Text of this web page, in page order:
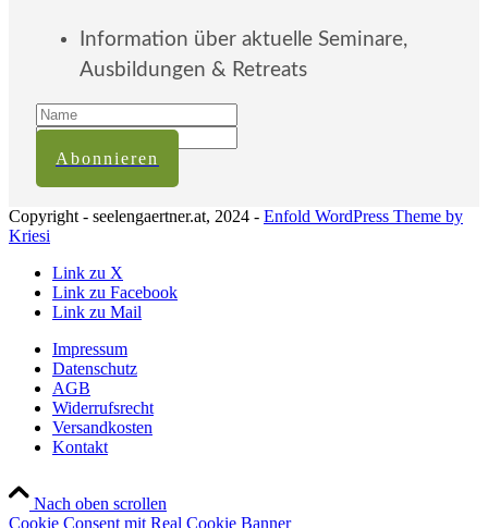
Information über aktuelle Seminare,
Ausbildungen & Retreats
Abonnieren
Copyright - seelengaertner.at, 2024 - Enfold WordPress Theme by
Kriesi
Link zu X
Link zu Facebook
Link zu Mail
Impressum
Datenschutz
AGB
Widerrufsrecht
Versandkosten
Kontakt
Nach oben scrollen
Cookie Consent mit Real Cookie Banner